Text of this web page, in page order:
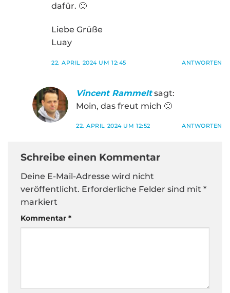
dafür. 🙂
Liebe Grüße
Luay
22. APRIL 2024 UM 12:45 ANTWORTEN
Vincent Rammelt sagt:
Moin, das freut mich 🙂
22. APRIL 2024 UM 12:52 ANTWORTEN
Schreibe einen Kommentar
Deine E-Mail-Adresse wird nicht
veröffentlicht. Erforderliche Felder sind mit *
markiert
Kommentar *